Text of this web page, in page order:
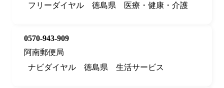
フリーダイヤル
徳島県 医療・健康・介護
0570-943-909
阿南郵便局
ナビダイヤル
徳島県 生活サービス